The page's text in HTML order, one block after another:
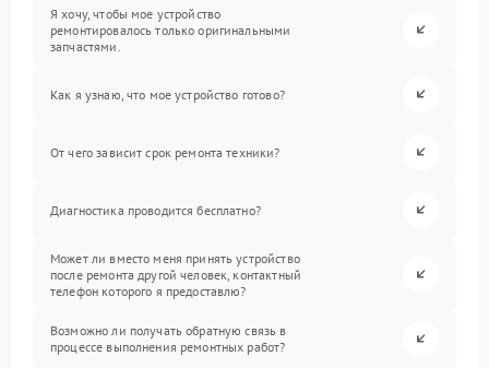
Я хочу, чтобы мое устройство
ремонтировалось только оригинальными
запчастями.
Как я узнаю, что мое устройство готово?
От чего зависит срок ремонта техники?
Диагностика проводится бесплатно?
Может ли вместо меня принять устройство
после ремонта другой человек, контактный
телефон которого я предоставлю?
Возможно ли получать обратную связь в
процессе выполнения ремонтных работ?